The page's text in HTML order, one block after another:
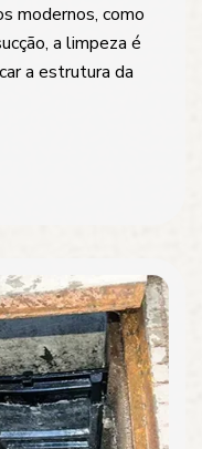
modernos, como
a limpeza é
a estrutura da